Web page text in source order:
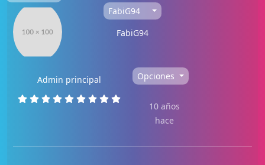
FabiG94
FabiG94
Admin principal Opciones
10 años
hace